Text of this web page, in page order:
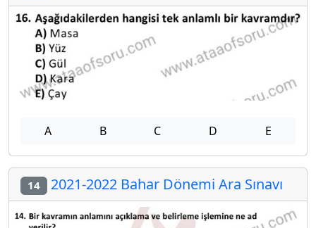
A B C D E
14 2021-2022 Bahar Dönemi Ara Sınavı